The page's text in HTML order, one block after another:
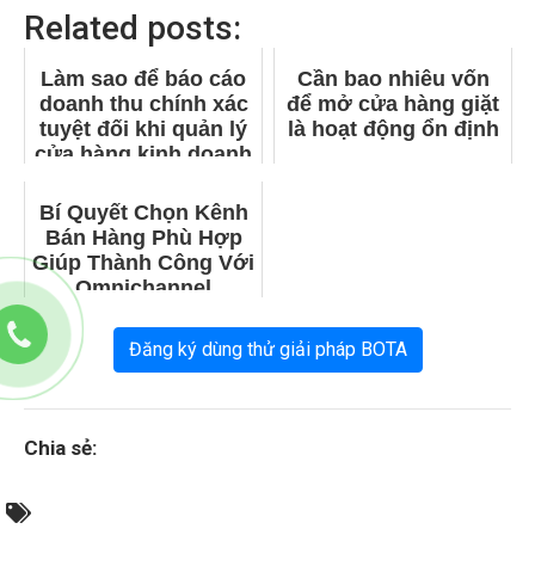
Related posts:
Làm sao để báo cáo
doanh thu chính xác
tuyệt đối khi quản lý
cửa hàng kinh doanh
Cần bao nhiêu vốn
để mở cửa hàng giặt
là hoạt động ổn định
Bí Quyết Chọn Kênh
Bán Hàng Phù Hợp
Giúp Thành Công Với
Omnichannel
Đăng ký dùng thử giải pháp BOTA
Chia sẻ: